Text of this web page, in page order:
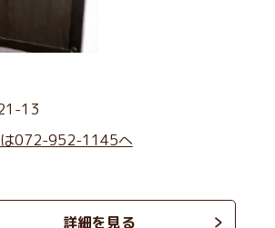
13
072-952-1145へ
詳細を見る